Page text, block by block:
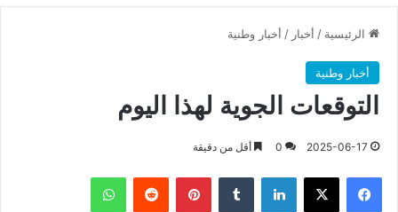
الرئيسية / أخبار / أخبار وطنية
أخبار وطنية
التوقعات الجوية لهذا اليوم
2025-06-17
0 أقل من دقيقة
فيسبوك X لينكدإن بينتيريست واتساب